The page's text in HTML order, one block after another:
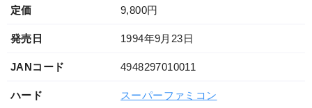
定価 9,800円
発売日 1994年9月23日
JANコード 4948297010011
ハード スーパーファミコン